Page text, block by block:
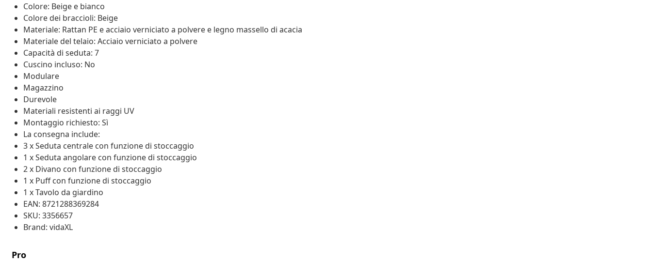
Colore: Beige e bianco
Colore dei braccioli: Beige
Materiale: Rattan PE e acciaio verniciato a polvere e legno massello di acacia
Materiale del telaio: Acciaio verniciato a polvere
Capacità di seduta: 7
Cuscino incluso: No
Modulare
Magazzino
Durevole
Materiali resistenti ai raggi UV
Montaggio richiesto: Sì
La consegna include:
3 x Seduta centrale con funzione di stoccaggio
1 x Seduta angolare con funzione di stoccaggio
2 x Divano con funzione di stoccaggio
1 x Puff con funzione di stoccaggio
1 x Tavolo da giardino
EAN: 8721288369284
SKU: 3356657
Brand: vidaXL
Pro